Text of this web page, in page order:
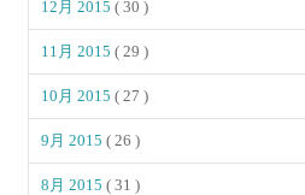
12月 2015( 30 )
11月 2015( 29 )
10月 2015( 27 )
9月 2015( 26 )
8月 2015( 31 )